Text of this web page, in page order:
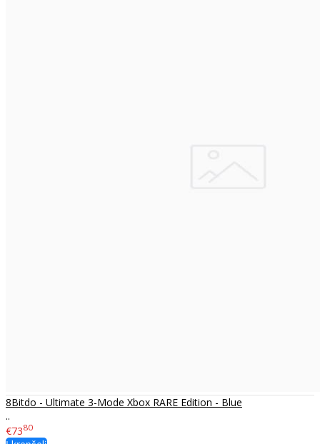
8Bitdo - Ultimate 3-Mode Xbox RARE Edition - Blue
..
€7380